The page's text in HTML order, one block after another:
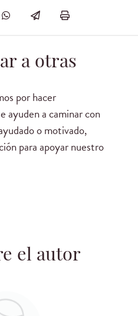
a otras
por hacer
ayuden a caminar con
o motivado,
para apoyar nuestro
el autor